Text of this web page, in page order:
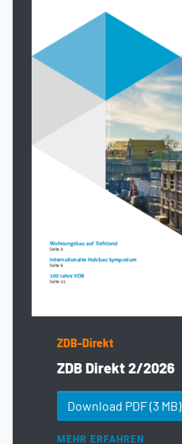
ZDB-Direkt
ZDB Direkt 2/2026
Download PDF(3 MB)
MEHR ERFAHREN